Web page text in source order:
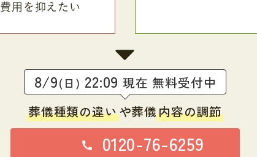
費用を抑えたい
8/9(日) 22:09 現在 無料受付中
葬儀種類の違いや葬儀内容の調節
0120-76-6259